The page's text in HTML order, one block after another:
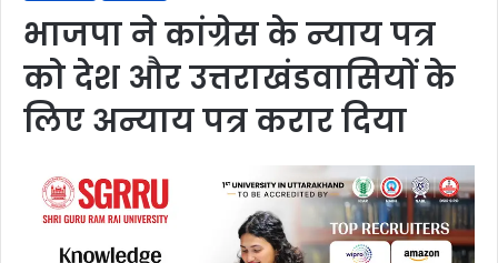
भाजपा ने कांग्रेस के न्याय पत्र
को देश और उत्तराखंडवासियों के
लिए अन्याय पत्र करार दिया